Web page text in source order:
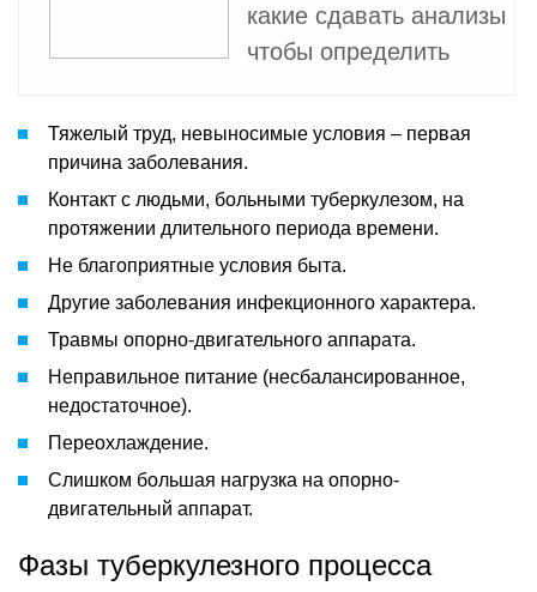
какие сдавать анализы
чтобы определить
Тяжелый труд, невыносимые условия – первая
причина заболевания.
Контакт с людьми, больными туберкулезом, на
протяжении длительного периода времени.
Не благоприятные условия быта.
Другие заболевания инфекционного характера.
Травмы опорно-двигательного аппарата.
Неправильное питание (несбалансированное,
недостаточное).
Переохлаждение.
Слишком большая нагрузка на опорно-
двигательный аппарат.
Фазы туберкулезного процесса